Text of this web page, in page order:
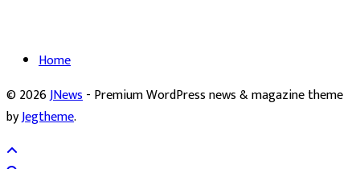
Home
© 2026JNews- Premium WordPress news & magazine theme
byJegtheme.